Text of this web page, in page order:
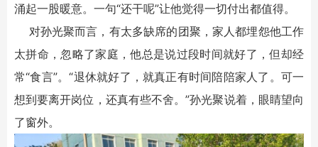
涌起一股暖意。一句“还干呢”让他觉得一切付出都值得。
对孙光聚而言，有太多缺席的团聚，家人都埋怨他工作
太拼命，忽略了家庭，他总是说过段时间就好了，但却经
常“食言”。“退休就好了，就真正有时间陪陪家人了。可一
想到要离开岗位，还真有些不舍。”孙光聚说着，眼睛望向
了窗外。